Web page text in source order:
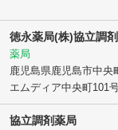
徳永薬局(株)協立調
薬局
鹿児島県鹿児島市中央
エムディア中央町101
協立調剤薬局